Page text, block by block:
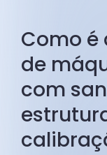
Como é
de
com